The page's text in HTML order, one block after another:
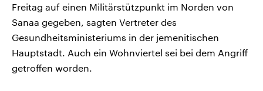
Freitag auf einen Militärstützpunkt im Norden von
Sanaa gegeben, sagten Vertreter des
Gesundheitsministeriums in der jemenitischen
Hauptstadt. Auch ein Wohnviertel sei bei dem Angriff
getroffen worden.